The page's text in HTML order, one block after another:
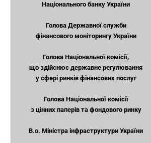
Національного банку України
Голова Державної служби
фінансового моніторингу України
Голова Національної комісії,
що здійснює державне регулювання
у сфері ринків фінансових послуг
Голова Національної комісії
з цінних паперів та фондового ринку
В.о. Міністра інфраструктури України